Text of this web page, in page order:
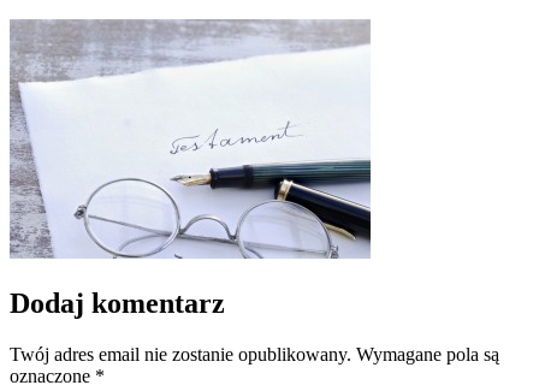
Dodaj komentarz
Twój adres email nie zostanie opublikowany. Wymagane pola są
oznaczone *